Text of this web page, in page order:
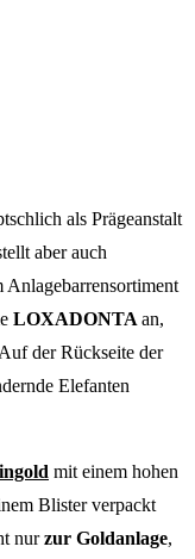
als Prägeanstalt
aber auch
Anlagebarrensortiment
LOXADONTA an,
der Rückseite der
Elefanten
mit einem hohen
Blister verpackt
nurzur Goldanlage,